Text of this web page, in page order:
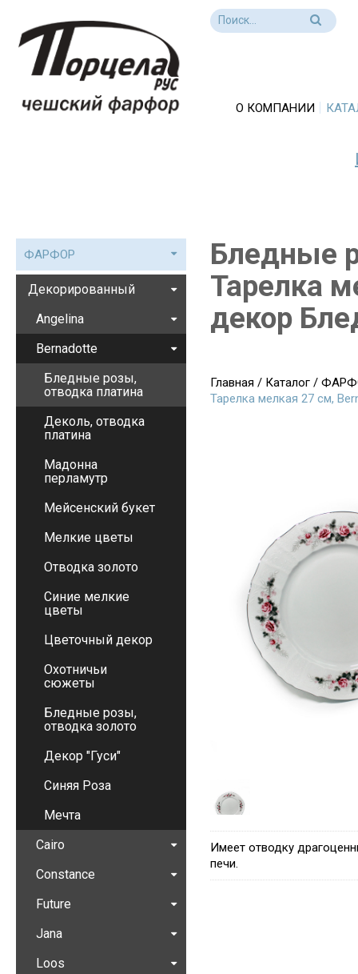
О КОМПАНИИ
Бледные
Тарелка
декор
Главная / Каталог/
Тарелка мелкая 27 см,
Имеет отводку
печи.
ФАРФОР
Декорированный
Angelina
Bernadotte
Бледные розы,
отводка платина
Деколь, отводка
платина
Мадонна
перламутр
Мейсенский букет
Мелкие цветы
Отводка золото
Синие мелкие
цветы
Цветочный декор
Охотничьи
сюжеты
Бледные розы,
отводка золото
Декор "Гуси"
Синяя Роза
Мечта
Cairo
Constance
Future
Jana
Loos